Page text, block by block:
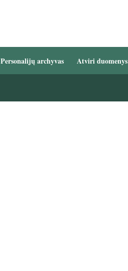
Personalijų archyvas Atviri duomenys